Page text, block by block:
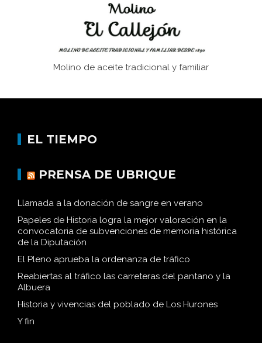
Molino de aceite tradicional y familiar
EL TIEMPO
PRENSA DE UBRIQUE
Llamada a la donación de sangre en verano
Papeles de Historia logra la mejor valoración en la
convocatoria de subvenciones de memoria histórica
de la Diputación
El Pleno aprueba la ordenanza de tráfico
Reabiertas al tráfico las carreteras del pantano y la
Albuera
Historia y vivencias del poblado de Los Hurones
Y fin